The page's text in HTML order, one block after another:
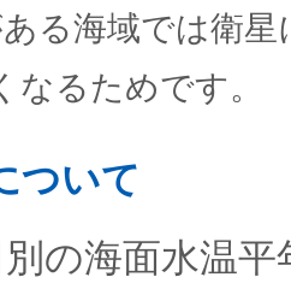
る海域では衛
なるためです。
ついて
の海面水温